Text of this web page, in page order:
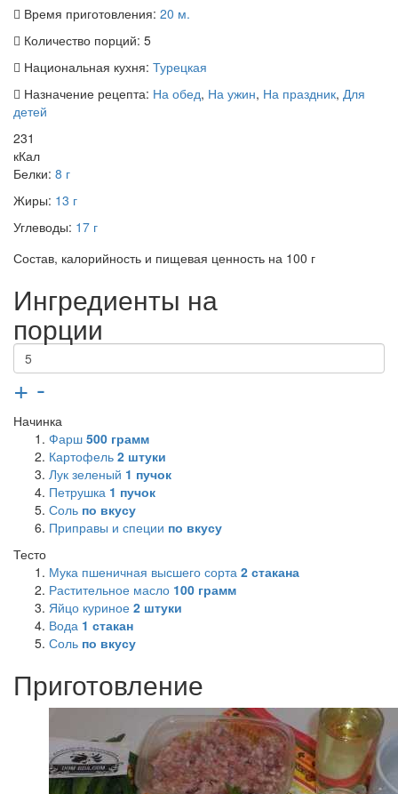
Время приготовления: 20 м.
Количество порций: 5
Национальная кухня: Турецкая
Назначение рецепта: На обед, На ужин, На праздник, Для
детей
231
кКал
Белки: 8 г
Жиры: 13 г
Углеводы: 17 г
Состав, калорийность и пищевая ценность на 100 г
Ингредиенты на
порции
+ -
Начинка
Фарш 500 грамм
Картофель 2 штуки
Лук зеленый 1 пучок
Петрушка 1 пучок
Соль по вкусу
Приправы и специи по вкусу
Тесто
Мука пшеничная высшего сорта 2 стакана
Растительное масло 100 грамм
Яйцо куриное 2 штуки
Вода 1 стакан
Соль по вкусу
Приготовление